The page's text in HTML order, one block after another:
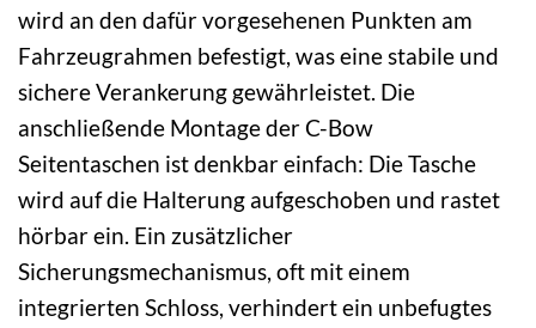
wird an den dafür vorgesehenen Punkten am
Fahrzeugrahmen befestigt, was eine stabile und
sichere Verankerung gewährleistet. Die
anschließende Montage der C-Bow
Seitentaschen ist denkbar einfach: Die Tasche
wird auf die Halterung aufgeschoben und rastet
hörbar ein. Ein zusätzlicher
Sicherungsmechanismus, oft mit einem
integrierten Schloss, verhindert ein unbefugtes